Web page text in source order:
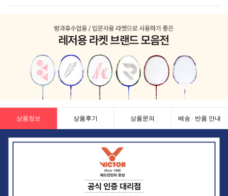
상품정보 상품후기 상품문의 배송 · 반품 안내